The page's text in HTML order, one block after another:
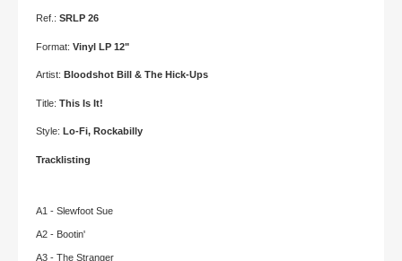
Ref.: SRLP 26
Format: Vinyl LP 12"
Artist: Bloodshot Bill & The Hick-Ups
Title: This Is It!
Style: Lo-Fi, Rockabilly
Tracklisting
A1 - Slewfoot Sue
A2 - Bootin'
A3 - The Stranger